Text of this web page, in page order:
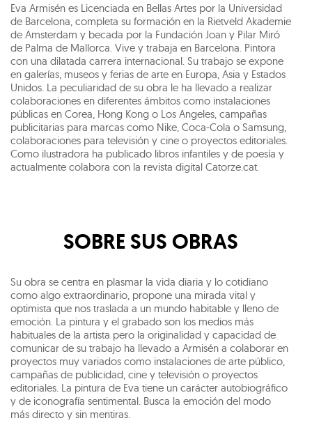
Eva Armisén es Licenciada en Bellas Artes por la Universidad
de Barcelona, completa su formación en la Rietveld Akademie
de Amsterdam y becada por la Fundación Joan y Pilar Miró
de Palma de Mallorca. Vive y trabaja en Barcelona. Pintora
con una dilatada carrera internacional. Su trabajo se expone
en galerías, museos y ferias de arte en Europa, Asia y Estados
Unidos. La peculiaridad de su obra le ha llevado a realizar
colaboraciones en diferentes ámbitos como instalaciones
públicas en Corea, Hong Kong o Los Angeles, campañas
publicitarias para marcas como Nike, Coca-Cola o Samsung,
colaboraciones para televisión y cine o proyectos editoriales.
Como ilustradora ha publicado libros infantiles y de poesía y
actualmente colabora con la revista digital Catorze.cat.
SOBRE SUS OBRAS
Su obra se centra en plasmar la vida diaria y lo cotidiano
como algo extraordinario, propone una mirada vital y
optimista que nos traslada a un mundo habitable y lleno de
emoción. La pintura y el grabado son los medios más
habituales de la artista pero la originalidad y capacidad de
comunicar de su trabajo ha llevado a Armisén a colaborar en
proyectos muy variados como instalaciones de arte público,
campañas de publicidad, cine y televisión o proyectos
editoriales. La pintura de Eva tiene un carácter autobiográfico
y de iconografía sentimental. Busca la emoción del modo
más directo y sin mentiras.